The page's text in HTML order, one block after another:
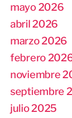
mayo 2026
abril 2026
marzo 2026
febrero
noviembre
septiembre
julio 2025